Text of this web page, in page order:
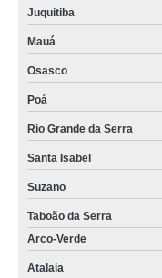
Juquitiba
Mauá
Osasco
Poá
Rio Grande da Serra
Santa Isabel
Suzano
Taboão da Serra
Arco-Verde
Atalaia